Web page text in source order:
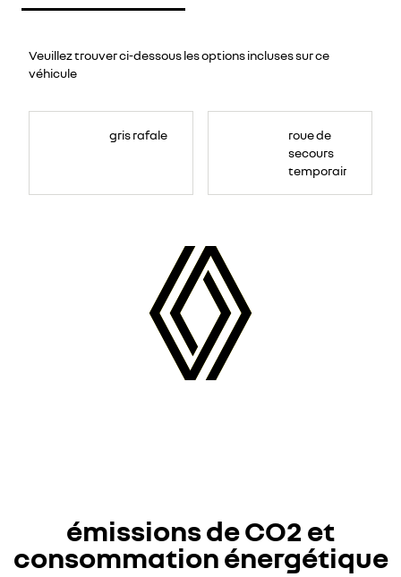
Veuillez trouver ci-dessous les options incluses sur ce
véhicule
gris rafale
roue de
secours
temporaire
émissions de CO2 et
consommation énergétique